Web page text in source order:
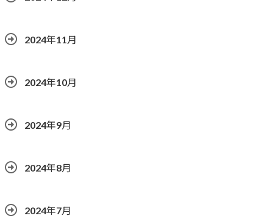
2024年11月
2024年10月
2024年9月
2024年8月
2024年7月